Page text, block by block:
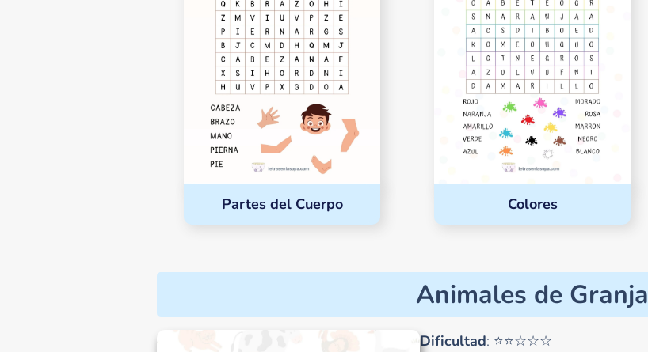
Partes del Cuerpo Colores
Animales de Granja
Dificultad: ⭐⭐☆☆☆